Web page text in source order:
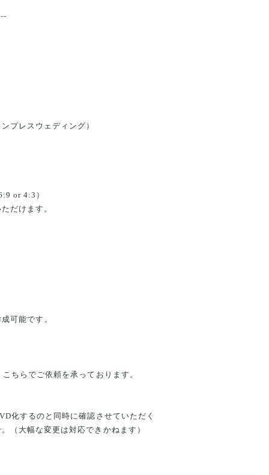
プレスウェディング）
or 4:3）
だけます。
可能です。
ちらでご依頼を承っております。
化するのと同時に確認させていただく
（大幅な変更は対応できかねます）